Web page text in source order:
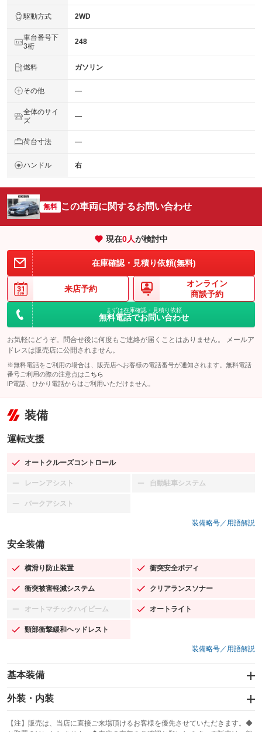
駆動方式 2WD
車台番号下
3桁
248
燃料 ガソリン
その他 ―
全体のサイ
ズ
―
荷台寸法 ―
ハンドル 右
無料 この車両に関するお問い合わせ
現在0人が検討中
在庫確認・見積り依頼(無料)
来店予約
オンライン
商談予約
まずは在庫確認・見積り依頼
無料電話でお問い合わせ
お気軽にどうぞ。問合せ後に何度もご連絡が届くことはありません。 メールア
ドレスは販売店に公開されません。
※無料電話をご利用の場合は、販売店へお客様の電話番号が通知されます。無料電話
番号ご利用の際の注意点は こちら
IP電話、ひかり電話からはご利用いただけません。
装備
運転支援
オートクルーズコントロール
：装備あり
レーンアシスト
：装備なし 自動駐車システム
：装備なし
パークアシスト
：装備なし
装備略号／用語解説
安全装備
横滑り防止装置
：装備あり 衝突安全ボディ
：装備あり
衝突被害軽減システム
：装備あり クリアランスソナー
：装備あり
オートマチックハイビーム
：装備なし オートライト
：装備あり
頸部衝撃緩和ヘッドレスト
：装備あり
装備略号／用語解説
基本装備
エアバッグ：運転席/助手席/サイド
：装備あり
：装備なし
外装・内装
カーナビ：HDDナビ
：装備あり
【注】販売は、当店に直接ご来場頂けるお客様を優先させていただきます。◆